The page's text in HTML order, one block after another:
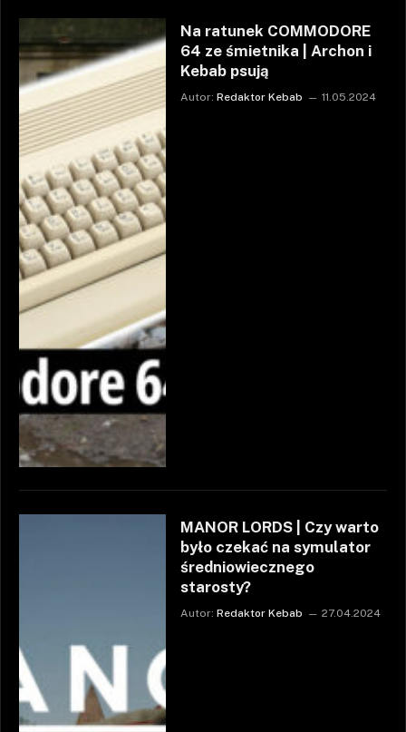
Na ratunek COMMODORE
64 ze śmietnika | Archon i
Kebab psują
Autor: Redaktor Kebab 11.05.2024
MANOR LORDS | Czy warto
było czekać na symulator
średniowiecznego
starosty?
Autor: Redaktor Kebab 27.04.2024